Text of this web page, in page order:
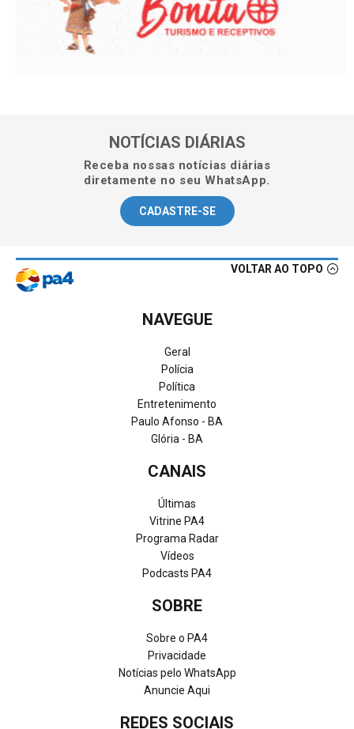
NOTÍCIAS DIÁRIAS
Receba nossas notícias diárias
diretamente no seu WhatsApp.
CADASTRE-SE
VOLTAR AO TOPO
NAVEGUE
Geral
Polícia
Política
Entretenimento
Paulo Afonso - BA
Glória - BA
CANAIS
Últimas
Vitrine PA4
Programa Radar
Vídeos
Podcasts PA4
SOBRE
Sobre o PA4
Privacidade
Notícias pelo WhatsApp
Anuncie Aqui
REDES SOCIAIS